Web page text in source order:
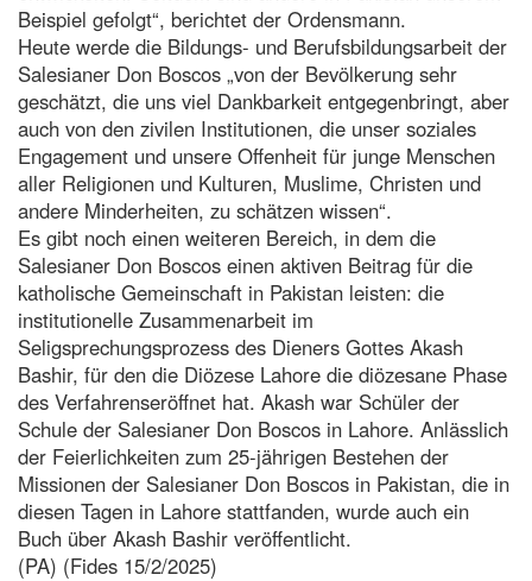
Beispiel gefolgt“, berichtet der Ordensmann.
Heute werde die Bildungs- und Berufsbildungsarbeit der
Salesianer Don Boscos „von der Bevölkerung sehr
geschätzt, die uns viel Dankbarkeit entgegenbringt, aber
auch von den zivilen Institutionen, die unser soziales
Engagement und unsere Offenheit für junge Menschen
aller Religionen und Kulturen, Muslime, Christen und
andere Minderheiten, zu schätzen wissen“.
Es gibt noch einen weiteren Bereich, in dem die
Salesianer Don Boscos einen aktiven Beitrag für die
katholische Gemeinschaft in Pakistan leisten: die
institutionelle Zusammenarbeit im
Seligsprechungsprozess des Dieners Gottes Akash
Bashir, für den die Diözese Lahore die diözesane Phase
des Verfahrenseröffnet hat. Akash war Schüler der
Schule der Salesianer Don Boscos in Lahore. Anlässlich
der Feierlichkeiten zum 25-jährigen Bestehen der
Missionen der Salesianer Don Boscos in Pakistan, die in
diesen Tagen in Lahore stattfanden, wurde auch ein
Buch über Akash Bashir veröffentlicht.
(PA) (Fides 15/2/2025)